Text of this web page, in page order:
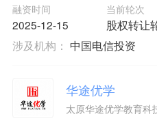
融资时间
2025-12-15
当前轮次
股权转让
涉及机构： 中国电信投资
华途优学
太原华途优学教育科